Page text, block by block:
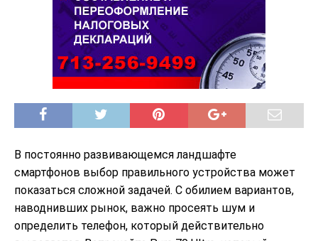
В постоянно развивающемся ландшафте
смартфонов выбор правильного устройства может
показаться сложной задачей. С обилием вариантов,
наводнивших рынок, важно просеять шум и
определить телефон, который действительно